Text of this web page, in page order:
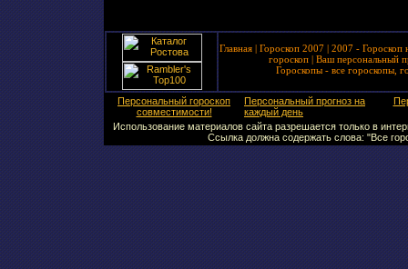
Главная | Гороскоп 2007 | 2007 - Гороскоп
гороскоп| Ваш персональный
Гороскопы - все гороскопы,
Персональный гороскоп
совместимости!
Персональный прогноз на
каждый день
Использование материалов сайта разрешается только в
Ссылка должна содержать слова: "Все